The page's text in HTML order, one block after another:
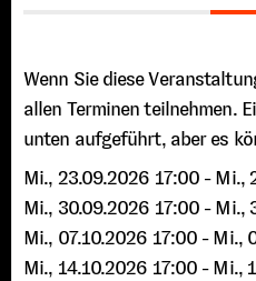
Wenn Sie diese
allen Terminen teilnehmen.
unten aufgeführt, aber es
Mi., 23.09.2026 17:00 - Mi.,
Mi., 30.09.2026 17:00 - Mi.,
Mi., 07.10.2026 17:00 - Mi.,
Mi., 14.10.2026 17:00 - Mi.,